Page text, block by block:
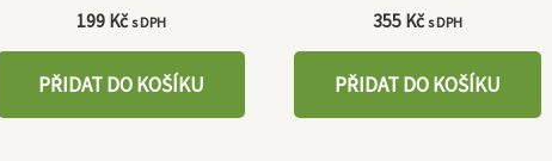
199 Kč s DPH
PŘIDAT DO KOŠÍKU
355 Kč s DPH
PŘIDAT DO KOŠÍKU